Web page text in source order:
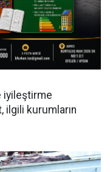
iyileştirme
ilgili kurumların